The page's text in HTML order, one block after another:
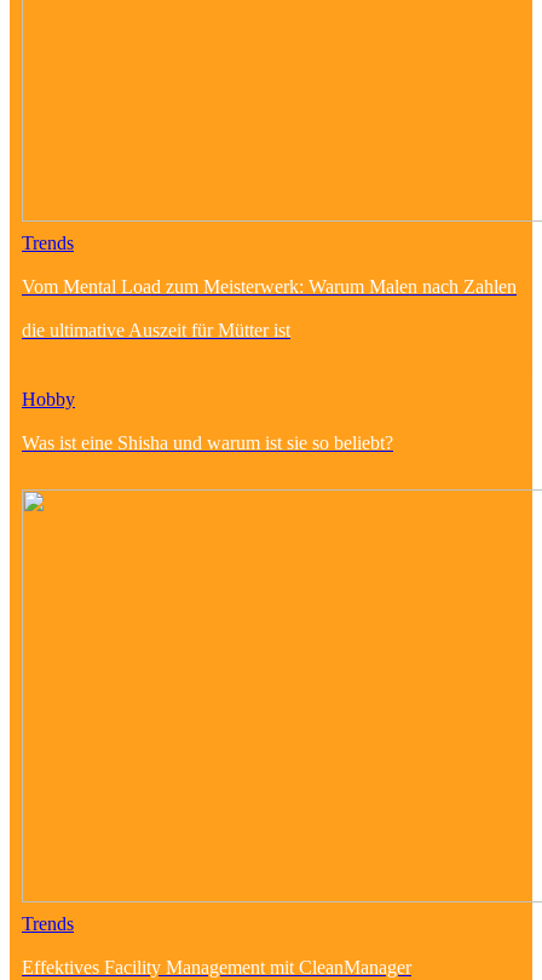
Trends
Vom Mental Load zum Meisterwerk: Warum Malen nach Zahlen
die ultimative Auszeit für Mütter ist
Hobby
Was ist eine Shisha und warum ist sie so beliebt?
Trends
Effektives Facility Management mit CleanManager